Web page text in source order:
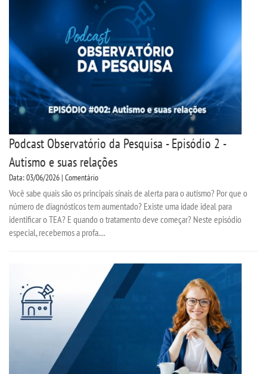
Podcast Observatório da Pesquisa - Episódio 2 -
Autismo e suas relações
Data: 03/06/2026 | Comentário
Você sabe quais são os principais sinais de alerta para o autismo? Por que o
número de diagnósticos tem aumentado? Existe uma idade ideal para
identificar o TEA? E quando o tratamento deve começar? Neste episódio
especial, recebemos a profa....